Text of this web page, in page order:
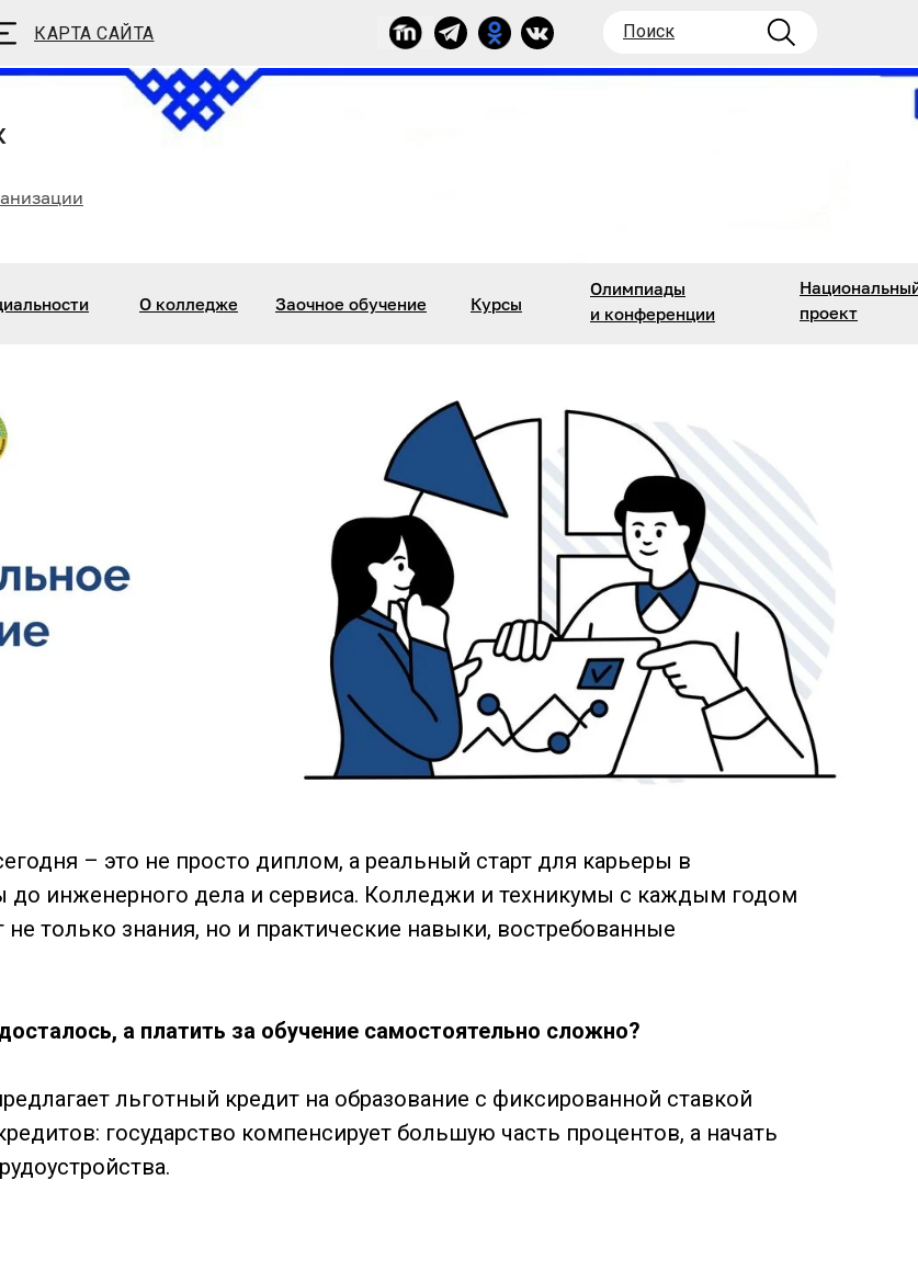
КАРТА САЙТА Поиск
Олимпиады
и конференции
О колледже Заочное обучение Курсы
проект
– это не просто диплом, а реальный старт для карьеры в
до инженерного дела и сервиса. Колледжи и техникумы с каждым годом
только знания, но и практические навыки, востребованные
а платить за обучение самостоятельно сложно?
льготный кредит на образование с фиксированной ставкой
государство компенсирует большую часть процентов, а начать